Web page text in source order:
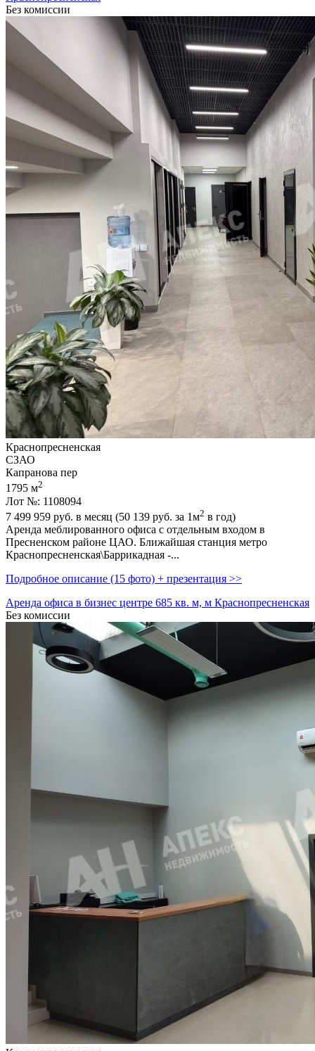
Без комиссии
Краснопресненская
СЗАО
Капранова пер
1795 м2
Лот №: 1108094
7 499 959 руб. в месяц (50 139 руб. за 1м2 в год)
Аренда меблированного офиса с отдельным входом в
Пресненском районе ЦАО. Ближайшая станция метро
Краснопресненская\Баррикадная -...
Подробное описание (15 фото) + презентация >>
Аренда офиса в бизнес центре 685 кв. м, м Краснопресненская
Без комиссии